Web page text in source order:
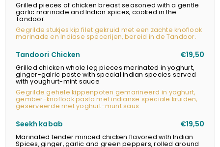
Grilled pieces of chicken breast seasoned with a gentle
garlic marinade and Indian spices, cooked in the
Tandoor.
Gegrilde stukjes kip filet gekruid met een zachte knoflook
marinade en Indiase specerijen, bereid in de Tandoor.
Tandoori Chicken €19,50
Grilled chicken whole leg pieces merinated in yoghurt,
ginger-galric paste with special indian species served
with youghurt-mint sauce
Gegrilde gehele kippenpoten gemarineerd in yoghurt,
gember-knoflook pasta met indianse speciale kruiden,
geserveerde met yoghurt-munt saus
Seekh kabab €19,50
Marinated tender minced chicken flavored with Indian
Spices, ginger, garlic and green peppers, rolled around